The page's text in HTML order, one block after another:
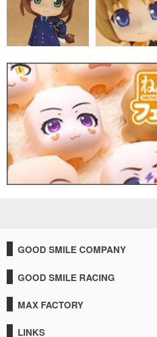
GOOD SMILE COMPANY
GOOD SMILE RACING
MAX FACTORY
LINKS